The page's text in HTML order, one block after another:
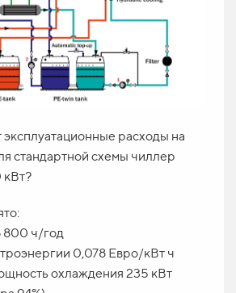
расходы на
стандартной схемы чиллер
800 ч/год
0,078 Евро/кВт ч
охлаждения 235 кВт